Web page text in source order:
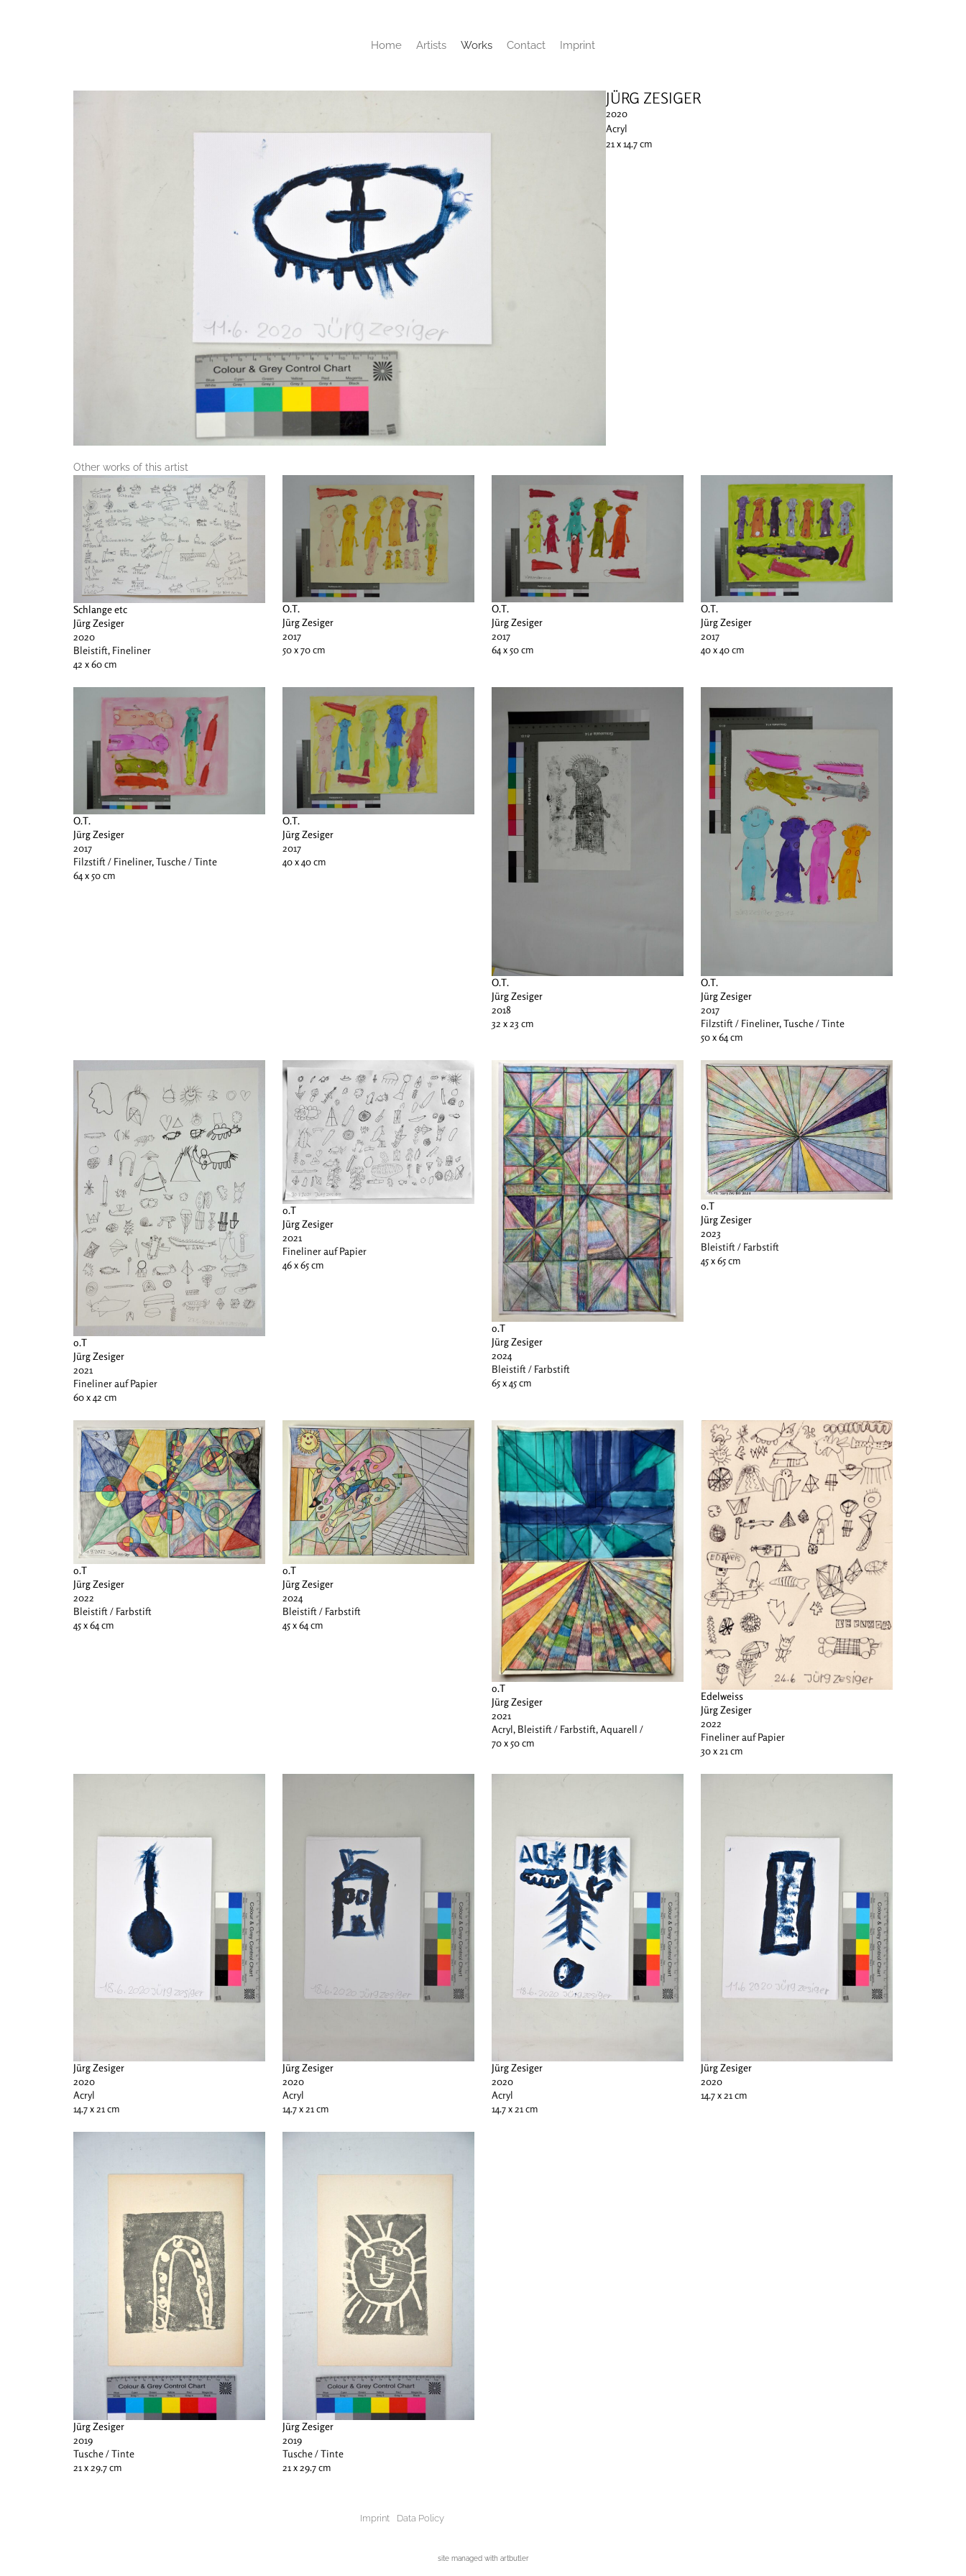
Home Artists Works Contact Imprint
JÜRG ZESIGER
2020
Acryl
21 x 14.7 cm
Other works of this artist
Schlange etc
Jürg Zesiger
2020
Bleistift, Fineliner
42 x 60 cm
O.T.
Jürg Zesiger
2017
50 x 70 cm
O.T.
Jürg Zesiger
2017
64 x 50 cm
O.T.
Jürg Zesiger
2017
40 x 40 cm
O.T.
Jürg Zesiger
2017
Filzstift / Fineliner, Tusche / Tinte
64 x 50 cm
O.T.
Jürg Zesiger
2017
40 x 40 cm
O.T.
Jürg Zesiger
2018
32 x 23 cm
O.T.
Jürg Zesiger
2017
Filzstift / Fineliner, Tusche / Tinte
50 x 64 cm
o.T
Jürg Zesiger
2021
Fineliner auf Papier
60 x 42 cm
o.T
Jürg Zesiger
2021
Fineliner auf Papier
46 x 65 cm
o.T
Jürg Zesiger
2024
Bleistift / Farbstift
65 x 45 cm
o.T
Jürg Zesiger
2023
Bleistift / Farbstift
45 x 65 cm
o.T
Jürg Zesiger
2022
Bleistift / Farbstift
45 x 64 cm
o.T
Jürg Zesiger
2024
Bleistift / Farbstift
45 x 64 cm
o.T
Jürg Zesiger
2021
Acryl, Bleistift / Farbstift, Aquarell /
70 x 50 cm
Edelweiss
Jürg Zesiger
2022
Fineliner auf Papier
30 x 21 cm
Jürg Zesiger
2020
Acryl
14.7 x 21 cm
Jürg Zesiger
2020
Acryl
14.7 x 21 cm
Jürg Zesiger
2020
Acryl
14.7 x 21 cm
Jürg Zesiger
2020
14.7 x 21 cm
Jürg Zesiger
2019
Tusche / Tinte
21 x 29.7 cm
Jürg Zesiger
2019
Tusche / Tinte
21 x 29.7 cm
Imprint Data Policy
site managed with artbutler